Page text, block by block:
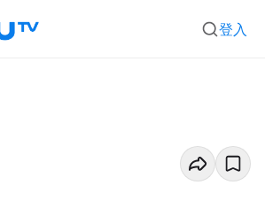
登入